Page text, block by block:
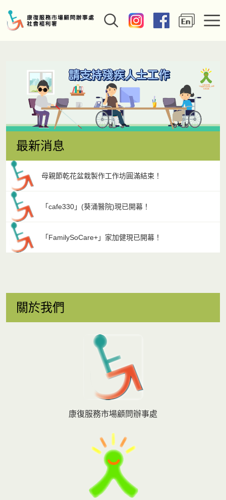
最新消息
母親節乾花盆栽製作工作坊圓滿結束！
「cafe330」(葵涌醫院)現已開幕！
「FamilySoCare+」家加健現已開幕！
關於我們
康復服務市場顧問辦事處